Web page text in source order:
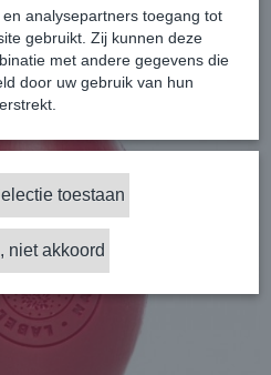
analysepartners toegang tot
gebruikt. Zij kunnen deze
met andere gegevens die
door uw gebruik van hun
toestaan
niet akkoord